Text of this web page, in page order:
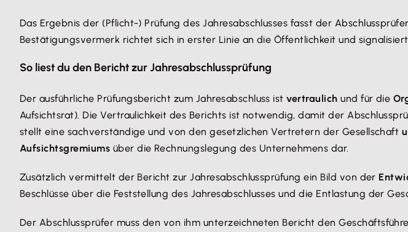
Das Ergebnis der (Pflicht-) Prüfung des Jahresabschlusses fasst der
Bestätigungsvermerk richtet sich in erster Linie an die Öffentlichkeit und
So liest du den Bericht zur Jahresabschlussprüfung
Der ausführliche Prüfungsbericht zum Jahresabschluss ist vertraulichund für die
Aufsichtsrat). Die Vertraulichkeit des Berichts ist notwendig, damit der
stellt eine sachverständige und von den gesetzlichen Vertretern der Gesellschaft
Aufsichtsgremiums über die Rechnungslegung des Unternehmens dar.
Zusätzlich vermittelt der Bericht zur Jahresabschlussprüfung ein Bild von der
Beschlüsse über die Feststellung des Jahresabschlusses und die Entlastung der
Der Abschlussprüfer muss den von ihm unterzeichneten Bericht den